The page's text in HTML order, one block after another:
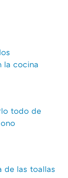
la cocina
todo de
de las toallas